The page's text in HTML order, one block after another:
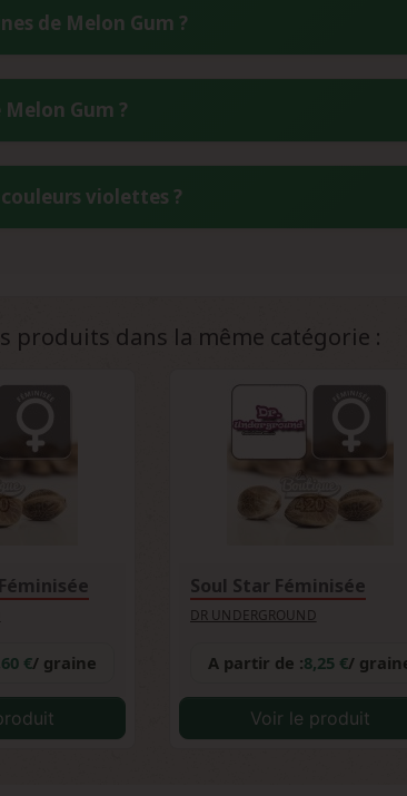
de cette variété. En extérieur, la récolte
de Melon Gum ?
constitue l'endroit idéal, en plaçant
Gum ?
florales de Lavender avec les saveurs
violettes ?
jour et la nuit, créant ces nuances spectaculaires
produits dans la même catégorie :
€/ graine
Soul Star Féminisée
DR UNDERGROUND
A partir de :8,25 €/
Voir le produit